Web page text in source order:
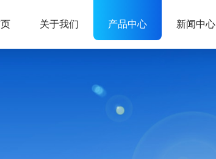
关于我们 产品中心 新闻中心